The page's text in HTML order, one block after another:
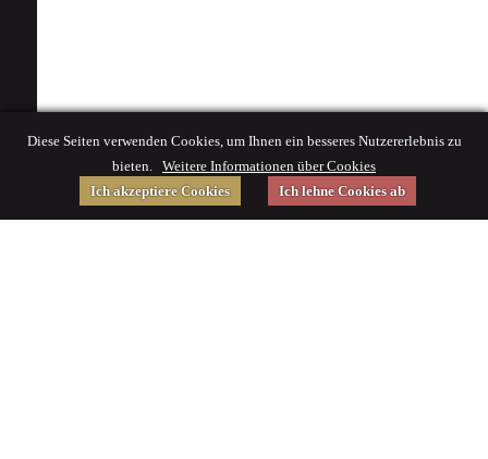
Diese Seiten verwenden Cookies, um Ihnen ein besseres Nutzererlebnis zu
bieten. Weitere Informationen über Cookies
Ich akzeptiere Cookies
Ich lehne Cookies ab